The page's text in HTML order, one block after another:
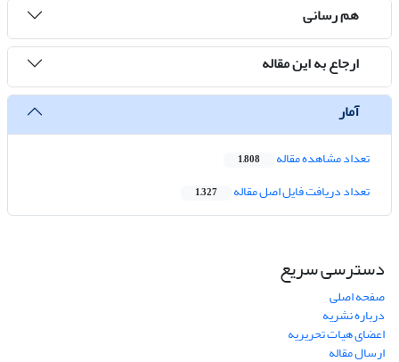
هم رسانی
ارجاع به این مقاله
آمار
تعداد مشاهده مقاله 1,808
تعداد دریافت فایل اصل مقاله 1,327
دسترسی سریع
صفحه اصلی
درباره نشریه
اعضای هیات تحریریه
ارسال مقاله